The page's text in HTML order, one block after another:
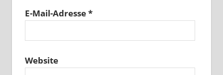
E-Mail-Adresse*
Website